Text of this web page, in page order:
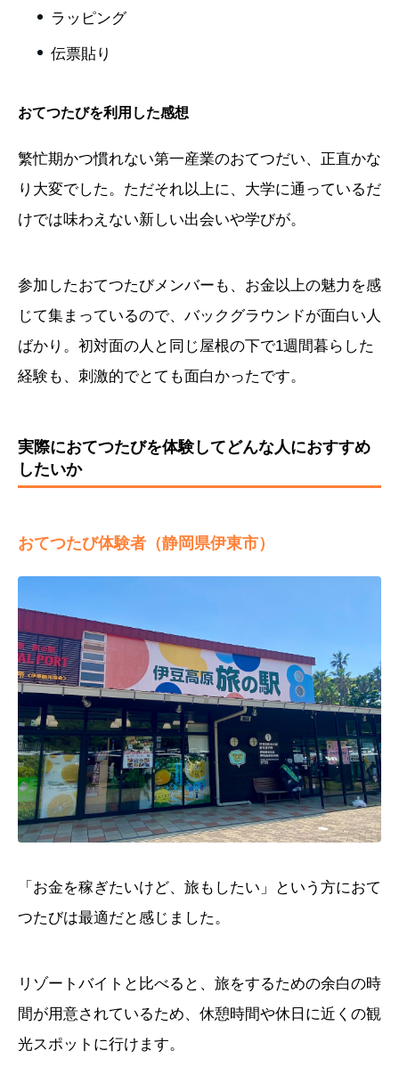
ラッピング
伝票貼り
おてつたびを利用した感想
繁忙期かつ慣れない第一産業のおてつだい、正直かな
り大変でした。ただそれ以上に、大学に通っているだ
けでは味わえない新しい出会いや学びが。
参加したおてつたびメンバーも、お金以上の魅力を感
じて集まっているので、バックグラウンドが面白い人
ばかり。初対面の人と同じ屋根の下で1週間暮らした
経験も、刺激的でとても面白かったです。
実際におてつたびを体験してどんな人におすすめ
したいか
おてつたび体験者（静岡県伊東市）
「お金を稼ぎたいけど、旅もしたい」という方におて
つたびは最適だと感じました。
リゾートバイトと比べると、旅をするための余白の時
間が用意されているため、休憩時間や休日に近くの観
光スポットに行けます。